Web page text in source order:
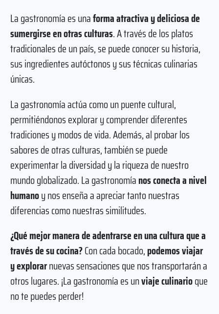
La gastronomía es unaforma atractiva y deliciosa de
sumergirse en otras culturas. A través de los platos
tradicionales de un país, se puede conocer su historia,
sus ingredientes autóctonos y sus técnicas culinarias
únicas.
La gastronomía actúa como un puente cultural,
permitiéndonos explorar y comprender diferentes
tradiciones y modos de vida. Además, al probar los
sabores de otras culturas, también se puede
experimentar la diversidad y la riqueza de nuestro
mundo globalizado. La gastronomíanos conecta a nivel
humanoy nos enseña a apreciar tanto nuestras
diferencias como nuestras similitudes.
¿Qué mejor manera de adentrarse en una cultura que a
través de su cocina?Con cada bocado,podemos viajar
y explorarnuevas sensaciones que nos transportarán a
otros lugares. ¡La gastronomía es unviaje culinarioque
no te puedes perder!